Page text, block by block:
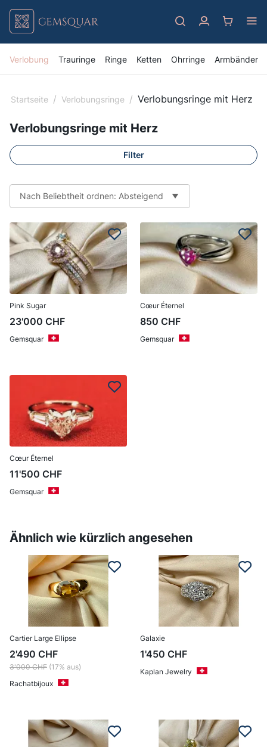
Verlobung Trauringe Ringe Ketten Ohrringe Armbänder
Startseite / Verlobungsringe / Verlobungsringe mit Herz
Verlobungsringe mit Herz
Filter
Nach Beliebtheit ordnen: Absteigend
Pink Sugar
23'000 CHF
Gemsquar
Cœur Éternel
850 CHF
Gemsquar
Cœur Éternel
11'500 CHF
Gemsquar
Ähnlich wie kürzlich angesehen
Cartier Large Ellipse
2'490 CHF
3'000 CHF (17% aus)
Rachatbijoux
Galaxie
1'450 CHF
Kaplan Jewelry